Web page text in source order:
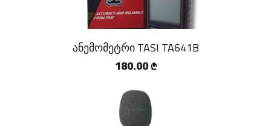
ანემომეტრი TASI TA641B
180.00 ₾